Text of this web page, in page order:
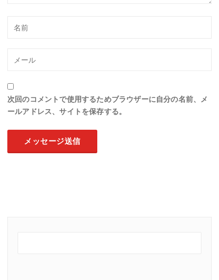
次回のコメントで使用するためブラウザーに自分の名前、メ
ールアドレス、サイトを保存する。